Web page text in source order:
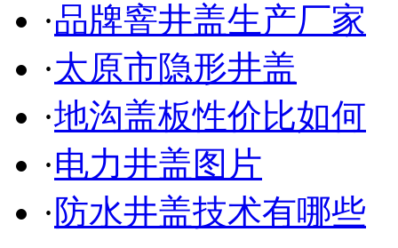
·品牌窨井盖生产厂家
·太原市隐形井盖
·地沟盖板性价比如何
·电力井盖图片
· 防水井盖技术有哪些